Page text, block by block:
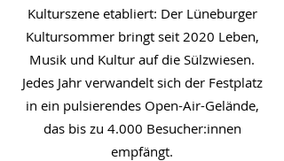
Kulturszene etabliert: Der Lüneburger
Kultursommer bringt seit 2020 Leben,
Musik und Kultur auf die Sülzwiesen.
Jedes Jahr verwandelt sich der Festplatz
in ein pulsierendes Open-Air-Gelände,
das bis zu 4.000 Besucher:innen
empfängt.